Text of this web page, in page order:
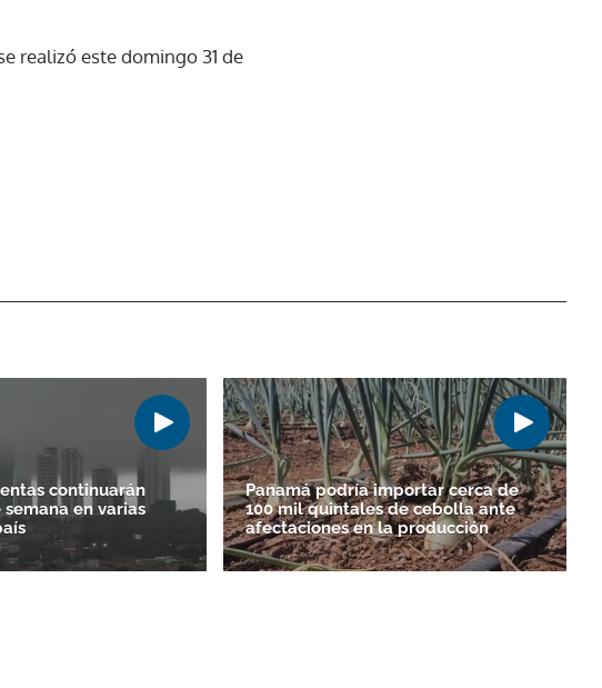
realizó este domingo 31 de
continuarán
en varias
Panamá podría importar cerca de
100 mil quintales de cebolla ante
afectaciones en la producción